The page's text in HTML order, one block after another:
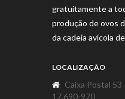
gratuitamente a
produção de ovos
da cadeia avícola
LOCALIZAÇÃO
Caixa Postal 53
17.690-970